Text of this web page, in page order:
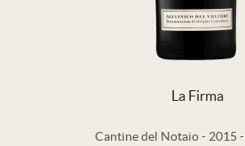
La Firma
Cantine del Notaio - 2015 -